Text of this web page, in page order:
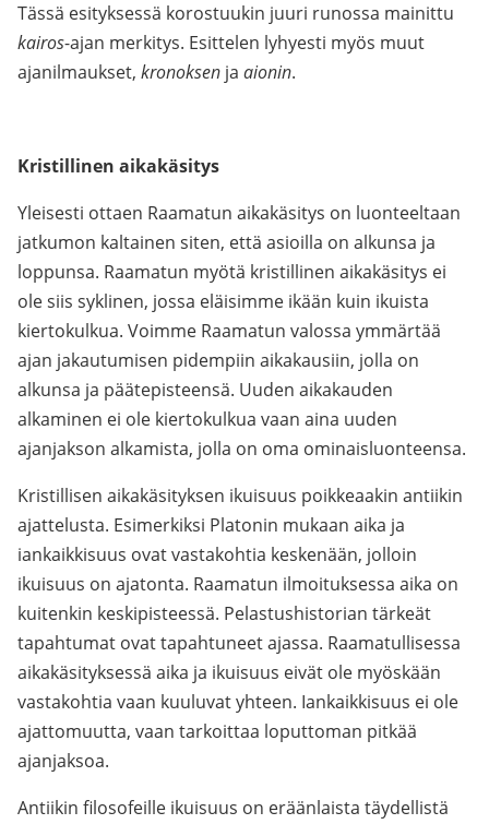
Tässä esityksessä korostuukin juuri runossa mainittu
kairos-ajan merkitys. Esittelen lyhyesti myös muut
ajanilmaukset, kronoksen ja aionin.
Kristillinen aikakäsitys
Yleisesti ottaen Raamatun aikakäsitys on luonteeltaan
jatkumon kaltainen siten, että asioilla on alkunsa ja
loppunsa. Raamatun myötä kristillinen aikakäsitys ei
ole siis syklinen, jossa eläisimme ikään kuin ikuista
kiertokulkua. Voimme Raamatun valossa ymmärtää
ajan jakautumisen pidempiin aikakausiin, jolla on
alkunsa ja päätepisteensä. Uuden aikakauden
alkaminen ei ole kiertokulkua vaan aina uuden
ajanjakson alkamista, jolla on oma ominaisluonteensa.
Kristillisen aikakäsityksen ikuisuus poikkeaakin antiikin
ajattelusta. Esimerkiksi Platonin mukaan aika ja
iankaikkisuus ovat vastakohtia keskenään, jolloin
ikuisuus on ajatonta. Raamatun ilmoituksessa aika on
kuitenkin keskipisteessä. Pelastushistorian tärkeät
tapahtumat ovat tapahtuneet ajassa. Raamatullisessa
aikakäsityksessä aika ja ikuisuus eivät ole myöskään
vastakohtia vaan kuuluvat yhteen. Iankaikkisuus ei ole
ajattomuutta, vaan tarkoittaa loputtoman pitkää
ajanjaksoa.
Antiikin filosofeille ikuisuus on eräänlaista täydellistä